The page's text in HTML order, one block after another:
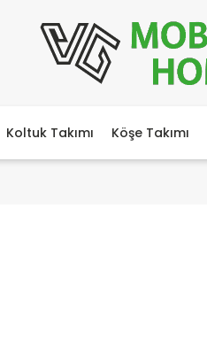
Koltuk Takımı Köşe Takımı